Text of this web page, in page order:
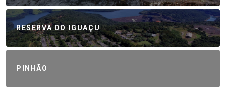
RESERVA DO IGUAÇU
PINHÃO